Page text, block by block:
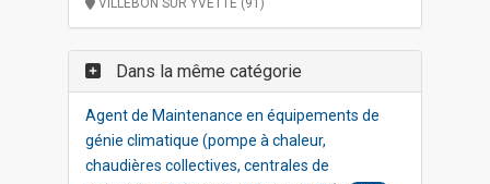
VILLEBON SUR YVETTE (91)
Dans la même catégorie
Agent de Maintenance en équipements de
génie climatique (pompe à chaleur,
chaudières collectives, centrales de